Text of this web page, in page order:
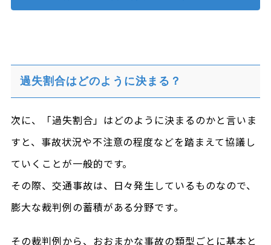
過失割合はどのように決まる？
次に、「過失割合」はどのように決まるのかと言いま
すと、事故状況や不注意の程度などを踏まえて協議し
ていくことが一般的です。
その際、交通事故は、日々発生しているものなので、
膨大な裁判例の蓄積がある分野です。
その裁判例から、おおまかな事故の類型ごとに基本と